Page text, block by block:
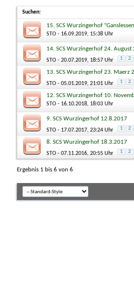
Suchen:
15. SCS Wurzingerhof
STO - 16.09.2019, 15:38 Uhr
14. SCS Wurzingerhof 24. August
STO - 20.07.2019, 18:57 Uhr 1 2
13. SCS Wurzingerhof 23. Maerz
STO - 05.01.2019, 21:01 Uhr 1 2
12. SCS Wurzingerhof 10.
STO - 16.10.2018, 18:03 Uhr
9. SCS Wurzingerhof 12.8.2017
STO - 17.07.2017, 23:24 Uhr 1 2
8. SCS Wurzingerhof 18.3.2017
STO - 07.11.2016, 20:55 Uhr 1 2
Ergebnis 1 bis 6 von 6